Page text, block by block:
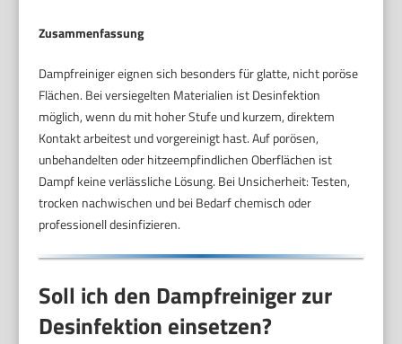
Zusammenfassung
Dampfreiniger eignen sich besonders für glatte, nicht poröse
Flächen. Bei versiegelten Materialien ist Desinfektion
möglich, wenn du mit hoher Stufe und kurzem, direktem
Kontakt arbeitest und vorgereinigt hast. Auf porösen,
unbehandelten oder hitzeempfindlichen Oberflächen ist
Dampf keine verlässliche Lösung. Bei Unsicherheit: Testen,
trocken nachwischen und bei Bedarf chemisch oder
professionell desinfizieren.
Soll ich den Dampfreiniger zur
Desinfektion einsetzen?